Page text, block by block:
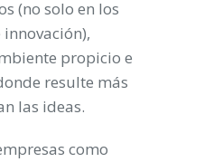
(no solo en los
propicio e
resulte más
las ideas.
como